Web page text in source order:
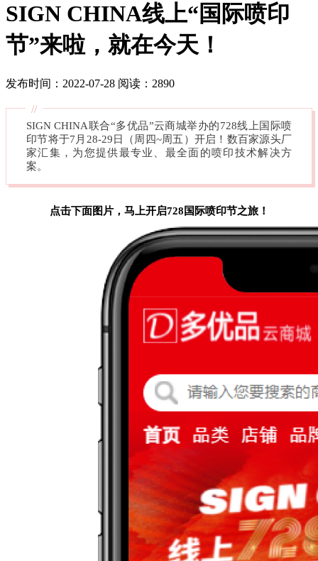
SIGN CHINA线上“国际喷印
节”来啦，就在今天！
发布时间：2022-07-28 阅读：2890
//
SIGN CHINA联合“多优品”云商城举办的728线上国际喷
印节将于7月28-29日（周四~周五）开启！数百家源头厂
家汇集，为您提供最专业、最全面的喷印技术解决方
案。
点击下面图片，马上开启728国际喷印节之旅！